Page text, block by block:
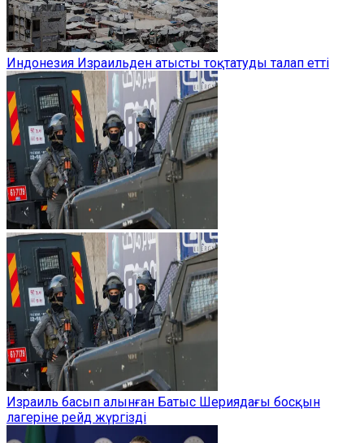
Индонезия Израильден атысты тоқтатуды талап етті
Израиль басып алынған Батыс Шериядағы босқын
лагеріне рейд жүргізді